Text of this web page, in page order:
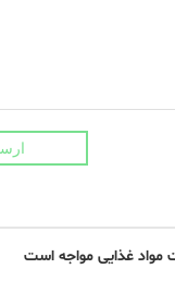
مواد غذایی مواجه است